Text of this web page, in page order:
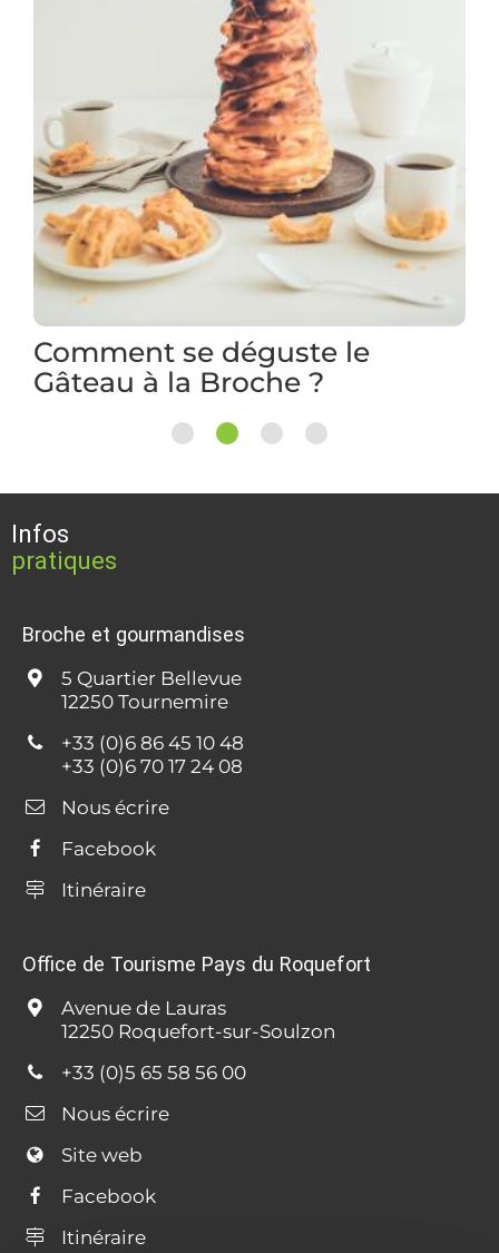
le
Infos
pratiques
Broche et gourmandises
5 Quartier Bellevue
12250 Tournemire
+33 (0)6 86 45 10 48
+33 (0)6 70 17 24 08
Nous écrire
Facebook
Itinéraire
Office de Tourisme Pays du Roquefort
Avenue de Lauras
12250 Roquefort-sur-Soulzon
+33 (0)5 65 58 56 00
Nous écrire
Site web
Facebook
Itinéraire